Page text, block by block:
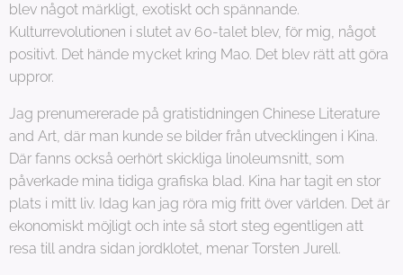
blev något märkligt, exotiskt och spännande.
Kulturrevolutionen i slutet av 60-talet blev, för mig, något
positivt. Det hände mycket kring Mao. Det blev rätt att göra
uppror.
Jag prenumererade på gratistidningen Chinese Literature
and Art, där man kunde se bilder från utvecklingen i Kina.
Där fanns också oerhört skickliga linoleumsnitt, som
påverkade mina tidiga grafiska blad. Kina har tagit en stor
plats i mitt liv. Idag kan jag röra mig fritt över världen. Det är
ekonomiskt möjligt och inte så stort steg egentligen att
resa till andra sidan jordklotet, menar Torsten Jurell.